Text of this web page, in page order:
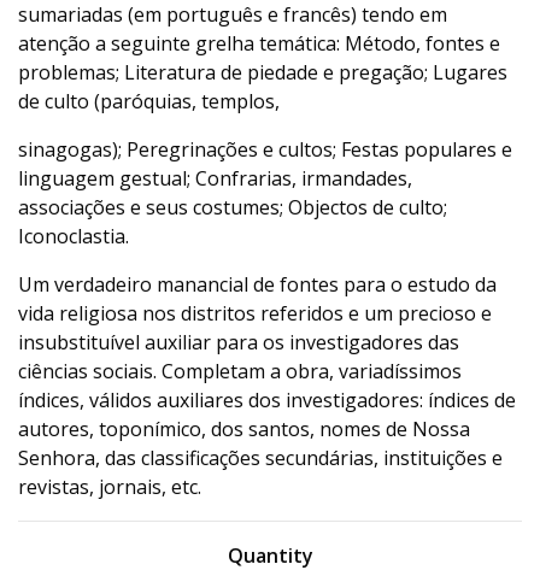
sumariadas (em português e francês) tendo em
atenção a seguinte grelha temática: Método, fontes e
problemas; Literatura de piedade e pregação; Lugares
de culto (paróquias, templos,
sinagogas); Peregrinações e cultos; Festas populares e
linguagem gestual; Confrarias, irmandades,
associações e seus costumes; Objectos de culto;
Iconoclastia.
Um verdadeiro manancial de fontes para o estudo da
vida religiosa nos distritos referidos e um precioso e
insubstituível auxiliar para os investigadores das
ciências sociais. Completam a obra, variadíssimos
índices, válidos auxiliares dos investigadores: índices de
autores, toponímico, dos santos, nomes de Nossa
Senhora, das classificações secundárias, instituições e
revistas, jornais, etc.
Quantity